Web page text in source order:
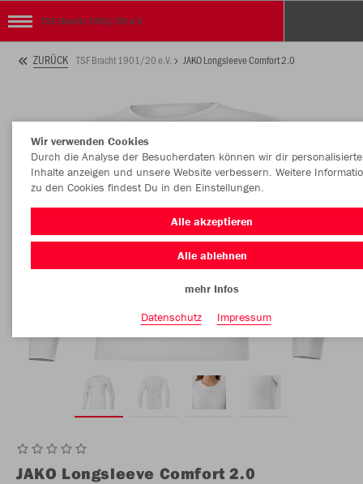
TSF Bracht 1901/20 e.V.
ZURÜCK TSF Bracht 1901/20 e.V. JAKO Longsleeve Comfort 2.0
JAKO Longsleeve Comfort 2.0
Wir verwenden Cookies
Durch die Analyse der Besucherdaten können wir dir personalisierte
Inhalte anzeigen und unsere Website verbessern. Weitere
zu den Cookies findest Du in den Einstellungen.
Alle akzeptieren
Alle ablehnen
mehr Infos
Datenschutz
Impressum